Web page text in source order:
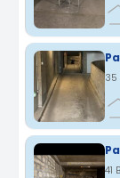
35
41